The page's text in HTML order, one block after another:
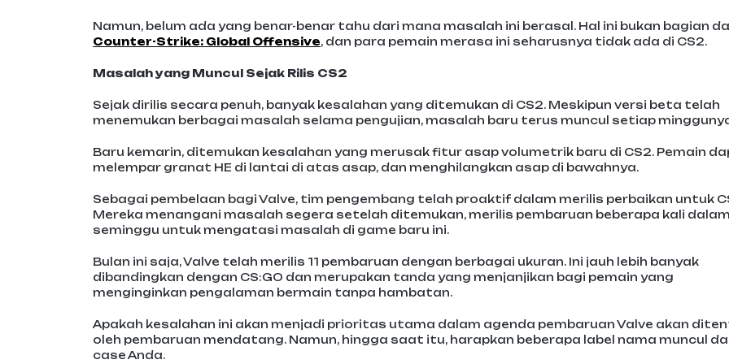
Namun, belum ada yang benar-benar tahu dari mana masalah ini berasal. Hal ini bukan bagian
Counter-Strike: Global Offensive, dan para pemain merasa ini seharusnya tidak ada di CS2.
Masalah yang Muncul Sejak Rilis CS2
Sejak dirilis secara penuh, banyak kesalahan yang ditemukan di CS2. Meskipun versi beta telah
menemukan berbagai masalah selama pengujian, masalah baru terus muncul setiap
Baru kemarin, ditemukan kesalahan yang merusak fitur asap volumetrik baru di CS2. Pemain
melempar granat HE di lantai di atas asap, dan menghilangkan asap di bawahnya.
Sebagai pembelaan bagi Valve, tim pengembang telah proaktif dalam merilis perbaikan untuk
Mereka menangani masalah segera setelah ditemukan, merilis pembaruan beberapa kali dalam
seminggu untuk mengatasi masalah di game baru ini.
Bulan ini saja, Valve telah merilis 11 pembaruan dengan berbagai ukuran. Ini jauh lebih banyak
dibandingkan dengan CS:GO dan merupakan tanda yang menjanjikan bagi pemain yang
menginginkan pengalaman bermain tanpa hambatan.
Apakah kesalahan ini akan menjadi prioritas utama dalam agenda pembaruan Valve akan
oleh pembaruan mendatang. Namun, hingga saat itu, harapkan beberapa label nama muncul
case Anda.